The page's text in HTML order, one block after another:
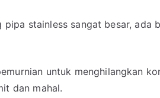
stainless sangat besar, ada
untuk menghilangkan
dan mahal.